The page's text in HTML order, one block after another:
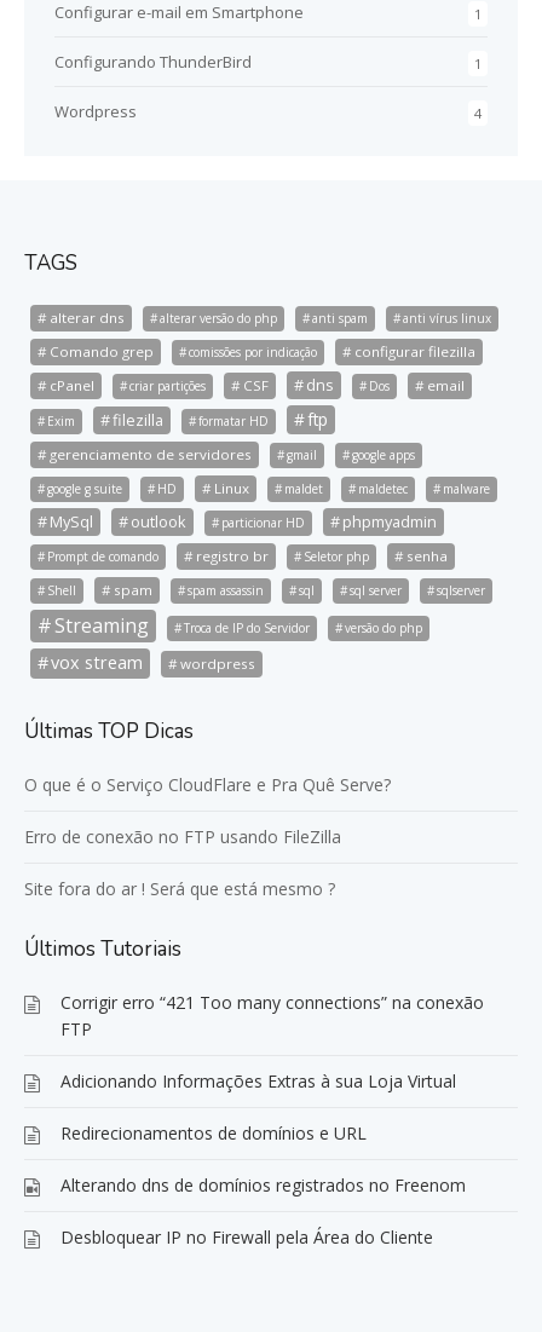
1
Configurar e-mail em Smartphone
1
Configurando ThunderBird
4
Wordpress
TAGS
alterar dns alterar versão do php anti spam anti vírus linux
Comando grep comissões por indicação
configurar filezilla
cPanel
criar partições CSF dns Dos email
Exim filezilla formatar HD ftp
gerenciamento de servidores gmail
google apps
google g suite
HD Linux maldet maldetec malware
MySql outlook particionar HD phpmyadmin
Prompt de comando registro br Seletor php senha
Shell spam spam assassin sql sql server sqlserver
Streaming Troca de IP do Servidor versão do php
vox stream wordpress
Últimas TOP Dicas
O que é o Serviço CloudFlare e Pra Quê Serve?
Erro de conexão no FTP usando FileZilla
Site fora do ar ! Será que está mesmo ?
Últimos Tutoriais
Corrigir erro “421 Too many connections” na conexão
FTP
Adicionando Informações Extras à sua Loja Virtual
Redirecionamentos de domínios e URL
Alterando dns de domínios registrados no Freenom
Desbloquear IP no Firewall pela Área do Cliente